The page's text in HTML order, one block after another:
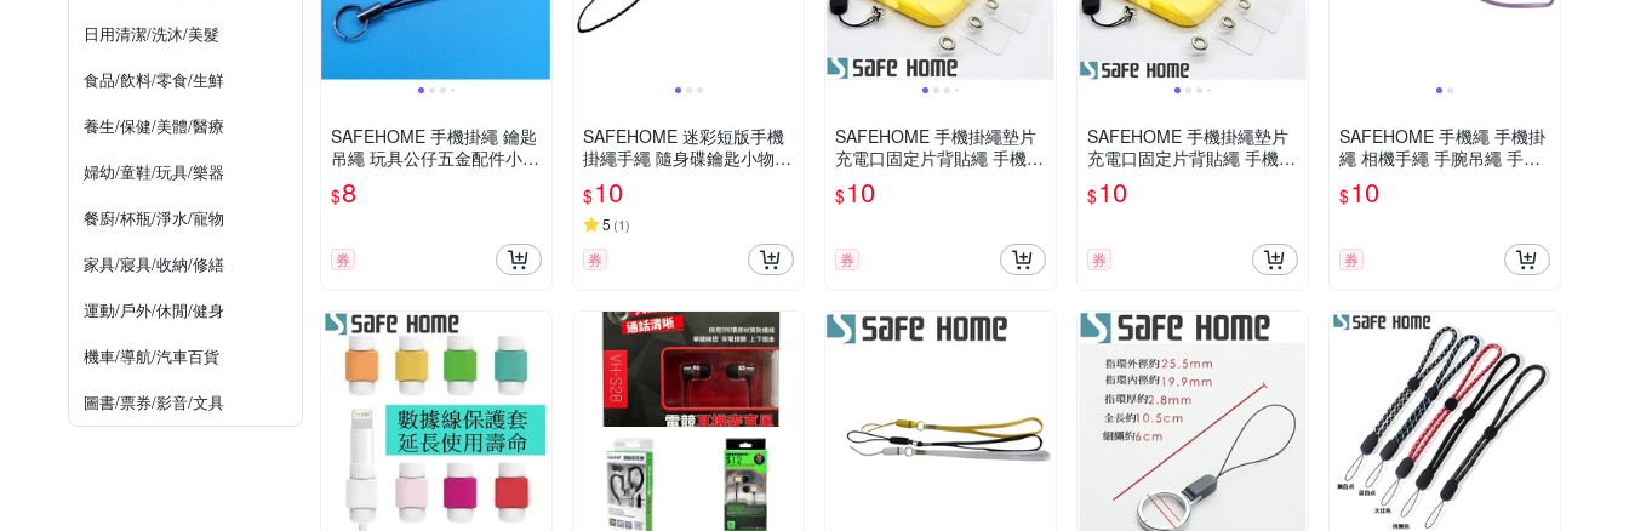
日用清潔/洗沐/美髮
食品/飲料/零食/生鮮
養生/保健/美體/醫療
婦幼/童鞋/玩具/樂器
餐廚/杯瓶/淨水/寵物
家具/寢具/收納/修繕
運動/戶外/休閒/健身
機車/導航/汽車百貨
圖書/票券/影音/文具
SAFEHOME 手機掛繩 鑰匙
吊繩 玩具公仔五金配件小繩
子 6公分長 CPA029
$8
券
SAFEHOME 迷彩短版手機
掛繩手繩 隨身碟鑰匙小物掛
飾指環吊繩 11公分長 (恕不
接受指定顏色出貨) CPA045
$10
5 (1)
券
SAFEHOME 手機掛繩墊片
充電口固定片背貼繩 手機殼
貼片夾 PVC防丟連接片掛鏈
僅0.45mm 厚 CPA043
$10
券
SAFEHOME 手機掛繩墊片
充電口固定片背貼繩 手機殼
貼片夾 TPU防丟連接片掛鏈
僅0.3mm 厚 CPA042
$10
券
SAFEHOME 手機繩 手機掛
繩 相機手繩 手腕吊繩 手電
筒 短掛繩 MP3 MP4 移動電
源 用掛繩 13公分長 CPA01
$10
券